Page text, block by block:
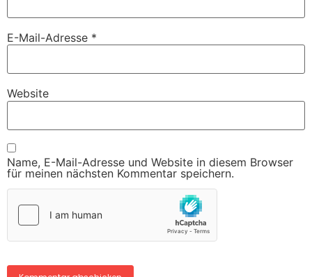
E-Mail-Adresse *
Website
Name, E-Mail-Adresse und Website in diesem Browser
für meinen nächsten Kommentar speichern.